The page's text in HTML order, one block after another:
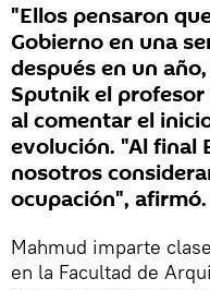
"Ellos pensaron
Gobierno en una
después en un
Sputnik el
al comentar el
evolución. "Al final
nosotros
ocupación", afirmó.
Mahmud imparte
en la Facultad de